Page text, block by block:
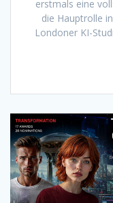
erstmals eine
die Hauptrolle
Londoner KI-